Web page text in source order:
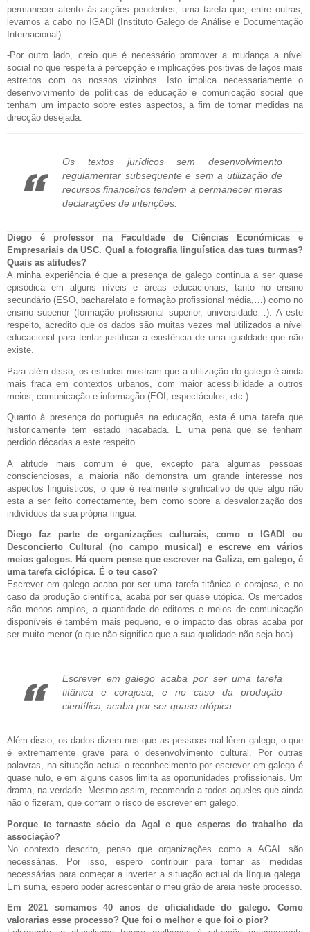
permanecer atento às acções pendentes, uma tarefa que, entre outras,
levamos a cabo no IGADI (Instituto Galego de Análise e Documentação
Internacional).
-Por outro lado, creio que é necessário promover a mudança a nível
social no que respeita à percepção e implicações positivas de laços mais
estreitos com os nossos vizinhos. Isto implica necessariamente o
desenvolvimento de políticas de educação e comunicação social que
tenham um impacto sobre estes aspectos, a fim de tomar medidas na
direcção desejada.
Os textos jurídicos sem desenvolvimento
regulamentar subsequente e sem a utilização de
recursos financeiros tendem a permanecer meras
declarações de intenções.
Diego é professor na Faculdade de Ciências Económicas e
Empresariais da USC. Qual a fotografia linguística das tuas turmas?
Quais as atitudes?
A minha experiência é que a presença de galego continua a ser quase
episódica em alguns níveis e áreas educacionais, tanto no ensino
secundário (ESO, bacharelato e formação profissional média,…) como no
ensino superior (formação profissional superior, universidade…). A este
respeito, acredito que os dados são muitas vezes mal utilizados a nível
educacional para tentar justificar a existência de uma igualdade que não
existe.
Para além disso, os estudos mostram que a utilização do galego é ainda
mais fraca em contextos urbanos, com maior acessibilidade a outros
meios, comunicação e informação (EOI, espectáculos, etc.).
Quanto à presença do português na educação, esta é uma tarefa que
historicamente tem estado inacabada. É uma pena que se tenham
perdido décadas a este respeito….
A atitude mais comum é que, excepto para algumas pessoas
conscienciosas, a maioria não demonstra um grande interesse nos
aspectos linguísticos, o que é realmente significativo de que algo não
esta a ser feito correctamente, bem como sobre a desvalorização dos
indivíduos da sua própria língua.
Diego faz parte de organizações culturais, como o IGADI ou
Desconcierto Cultural (no campo musical) e escreve em vários
meios galegos. Há quem pense que escrever na Galiza, em galego, é
uma tarefa ciclópica. É o teu caso?
Escrever em galego acaba por ser uma tarefa titânica e corajosa, e no
caso da produção científica, acaba por ser quase utópica. Os mercados
são menos amplos, a quantidade de editores e meios de comunicação
disponíveis é também mais pequeno, e o impacto das obras acaba por
ser muito menor (o que não significa que a sua qualidade não seja boa).
Escrever em galego acaba por ser uma tarefa
titânica e corajosa, e no caso da produção
científica, acaba por ser quase utópica.
Além disso, os dados dizem-nos que as pessoas mal lêem galego, o que
é extremamente grave para o desenvolvimento cultural. Por outras
palavras, na situação actual o reconhecimento por escrever em galego é
quase nulo, e em alguns casos limita as oportunidades profissionais. Um
drama, na verdade. Mesmo assim, recomendo a todos aqueles que ainda
não o fizeram, que corram o risco de escrever em galego.
Porque te tornaste sócio da Agal e que esperas do trabalho da
associação?
No contexto descrito, penso que organizações como a AGAL são
necessárias. Por isso, espero contribuir para tomar as medidas
necessárias para começar a inverter a situação actual da língua galega.
Em suma, espero poder acrescentar o meu grão de areia neste processo.
Em 2021 somamos 40 anos de oficialidade do galego. Como
valorarias esse processo? Que foi o melhor e que foi o pior?